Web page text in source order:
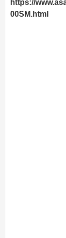
https://
00SM.html